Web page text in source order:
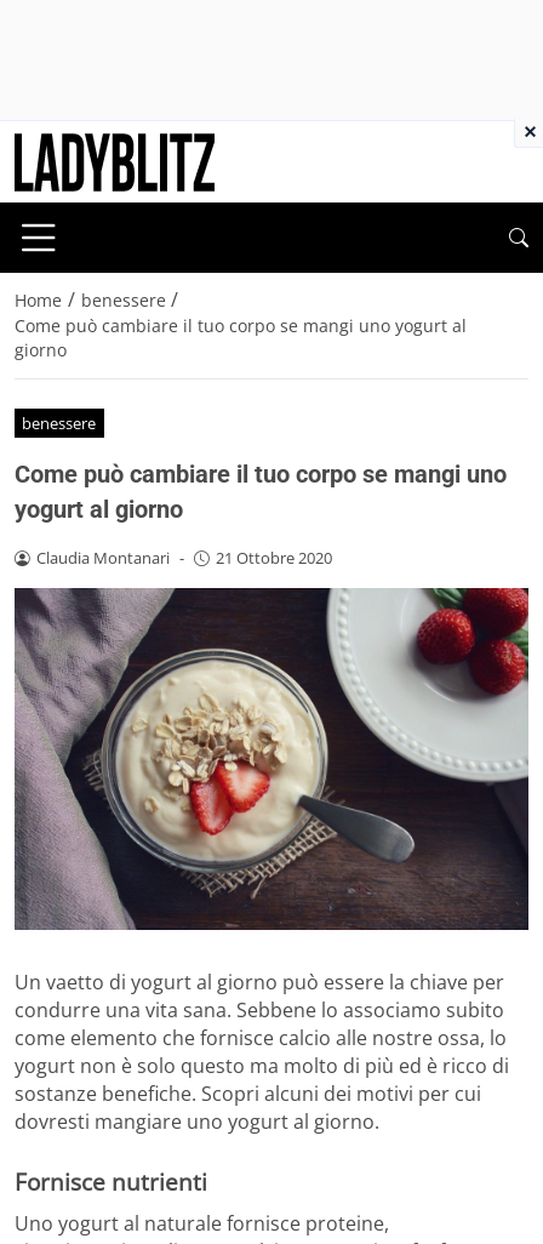
Home / benessere /
Come può cambiare il tuo corpo se mangi uno yogurt al
giorno
benessere
Come può cambiare il tuo corpo se mangi uno
yogurt al giorno
Claudia Montanari - 21 Ottobre 2020
Un vaetto di yogurt al giorno può essere la chiave per
condurre una vita sana. Sebbene lo associamo subito
come elemento che fornisce calcio alle nostre ossa, lo
yogurt non è solo questo ma molto di più ed è ricco di
sostanze benefiche. Scopri alcuni dei motivi per cui
dovresti mangiare uno yogurt al giorno.
Fornisce nutrienti
Uno yogurt al naturale fornisce proteine,
×